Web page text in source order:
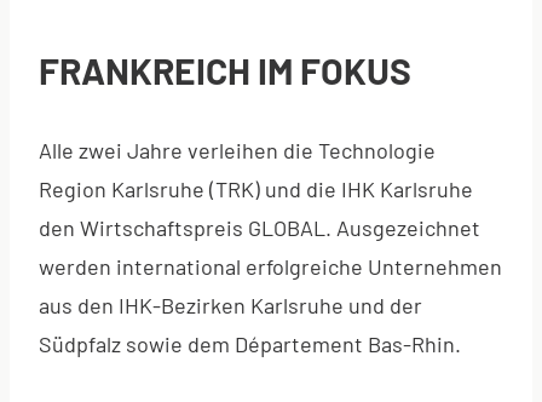
FRANKREICH IM FOKUS
Alle zwei Jahre verleihen die Technologie
Region Karlsruhe (TRK) und die IHK Karlsruhe
den Wirtschaftspreis GLOBAL. Ausgezeichnet
werden international erfolgreiche Unternehmen
aus den IHK-Bezirken Karlsruhe und der
Südpfalz sowie dem Département Bas-Rhin.